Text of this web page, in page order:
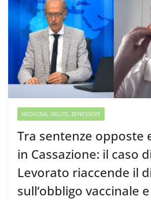
MEDICINA, SALUTE, BENESSERE
Tra sentenze opposte
in Cassazione: il caso
Levorato riaccende il
sull’obbligo vaccinale